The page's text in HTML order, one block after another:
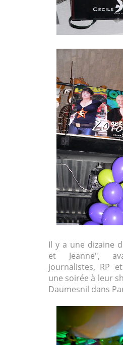
Il y a une dizaine
et Jeanne",
journalistes, RP
une soirée à leur
Daumesnil dans